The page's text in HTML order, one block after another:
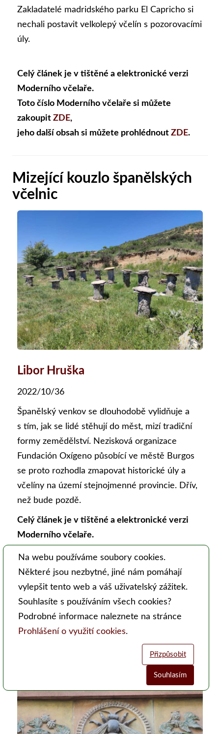
Zakladatelé madridského parku El Capricho si
nechali postavit velkolepý včelín s pozorovacími
úly.
Celý článek je v tištěné a elektronické verzi
Moderního včelaře.
Toto číslo Moderního včelaře si můžete
zakoupit ZDE,
jeho další obsah si můžete prohlédnout ZDE.
Mizející kouzlo španělských
včelnic
Libor Hruška
2022/10/36
Španělský venkov se dlouhodobě vylidňuje a
s tím, jak se lidé stěhují do měst, mizí tradiční
formy zemědělství. Nezisková organizace
Fundación Oxígeno působící ve městě Burgos
se proto rozhodla zmapovat historické úly a
včelíny na území stejnojmenné provincie. Dřív,
než bude pozdě.
Celý článek je v tištěné a elektronické verzi
Moderního včelaře.
ZDE
jeho další obsah si můžete prohlédnout
ZDE
III. Včelařův průvodce po
Praze – Motivy včel a úlů v
Na webu používáme soubory cookies.
Některé jsou nezbytné, jiné nám pomáhají
vylepšit tento web a váš uživatelský zážitek.
Souhlasíte s používáním všech cookies?
Podrobné informace naleznete na stránce
Prohlášení o využití cookies.
Přizpůsobit
Souhlasím
Funkční cookies (vždy aktivní)
Jsou vyžadovány pro správnou funkčnost webu. Bez těchto cookies
nemusí web fungovat správně. Ve výchozím nastavení jsou povoleny a
Umožňují nám sbírat data o návštěvnosti webových stránek za účelem
zlepšení poskytovaných služeb. Neslouží k marketingových účelům.